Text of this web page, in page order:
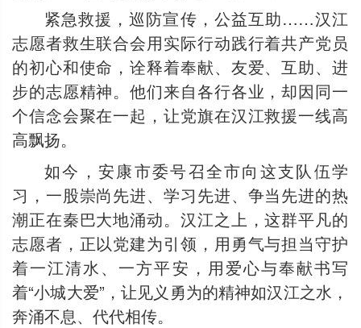
紧急救援，巡防宣传，公益互助……汉江
志愿者救生联合会用实际行动践行着共产党员
的初心和使命，诠释着奉献、友爱、互助、进
步的志愿精神。他们来自各行各业，却因同一
个信念会聚在一起，让党旗在汉江救援一线高
高飘扬。
如今，安康市委号召全市向这支队伍学
习，一股崇尚先进、学习先进、争当先进的热
潮正在秦巴大地涌动。汉江之上，这群平凡的
志愿者，正以党建为引领，用勇气与担当守护
着一江清水、一方平安，用爱心与奉献书写
着“小城大爱”，让见义勇为的精神如汉江之水，
奔涌不息、代代相传。